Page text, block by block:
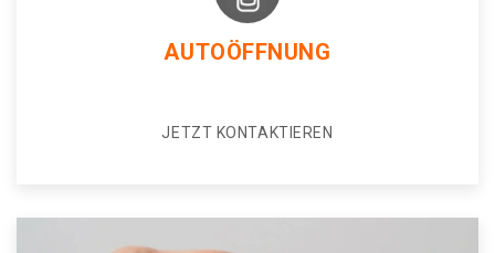
AUTOÖFFNUNG
JETZT KONTAKTIEREN